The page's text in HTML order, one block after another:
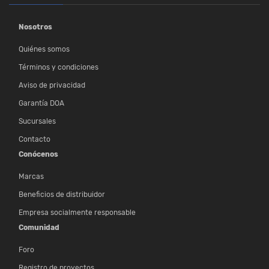
Nosotros
Quiénes somos
Términos y condiciones
Aviso de privacidad
Garantía DOA
Sucursales
Contacto
Conócenos
Marcas
Beneficios de distribuidor
Empresa socialmente responsable
Comunidad
Foro